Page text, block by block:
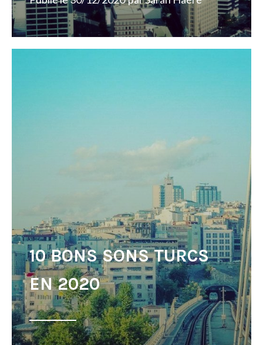
10 BONS SONS TURCS
EN 2020